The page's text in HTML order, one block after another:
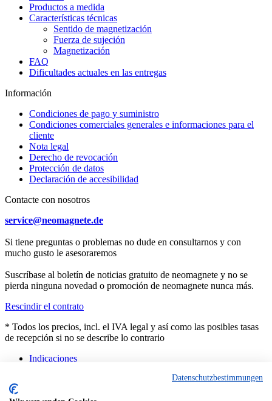
Productos a medida
Características técnicas
Sentido de magnetización
Fuerza de sujeción
Magnetización
FAQ
Dificultades actuales en las entregas
Información
Condiciones de pago y suministro
Condiciones comerciales generales e informaciones para el
cliente
Nota legal
Derecho de revocación
Protección de datos
Declaración de accesibilidad
Contacte con nosotros
service@neomagnete.de
Si tiene preguntas o problemas no dude en consultarnos y con
mucho gusto le asesoraremos
Suscríbase al boletín de noticias gratuito de neomagnete y no se
pierda ninguna novedad o promoción de neomagnete nunca más.
Rescindir el contrato
* Todos los precios, incl. el IVA legal y así como las posibles tasas
de recepción si no se describe lo contrario
Indicaciones
Datenschutzbestimmungen